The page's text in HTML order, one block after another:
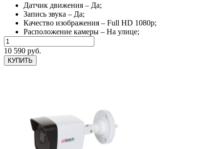
Датчик движения – Да;
Запись звука – Да;
Качество изображения – Full HD 1080p;
Расположение камеры – На улице;
10 590 руб.
КУПИТЬ